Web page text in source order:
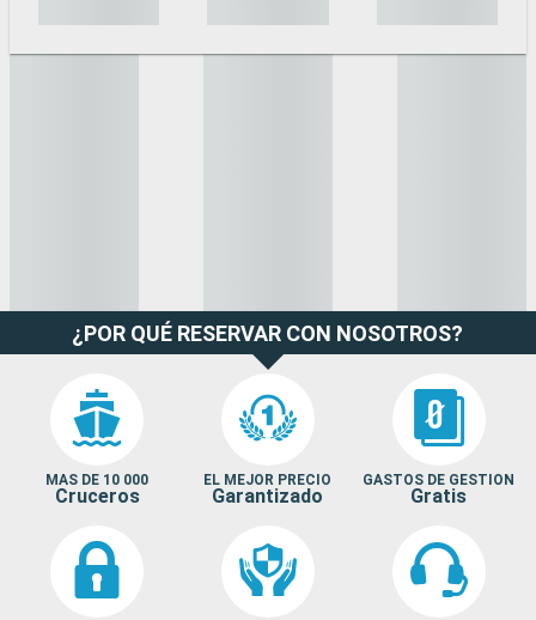
¿POR QUÉ RESERVAR CON NOSOTROS?
MAS DE 10 000
Cruceros
EL MEJOR PRECIO
Garantizado
GASTOS DE GESTION
Gratis